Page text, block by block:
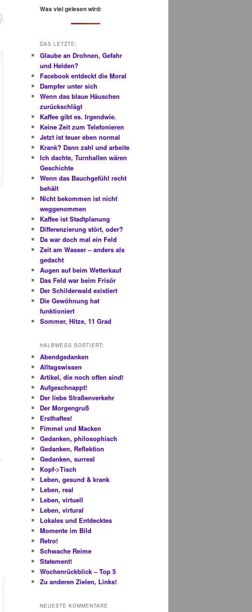
h
Was viel gelesen wird:
DAS LETZTE:
Glaube an Drohnen, Gefahr
und Helden?
Facebook entdeckt die Moral
Dampfer unter sich
Wenn das blaue Häuschen
zurückschlägt
Kaffee gibt es. Irgendwie.
Keine Zeit zum Telefonieren
Jetzt ist teuer eben normal
Krank? Dann zahl und arbeite
Ich dachte, Turnhallen wären
Geschichte
Wenn das Bauchgefühl recht
behält
Nicht bekommen ist nicht
weggenommen
Kaffee ist Stadtplanung
Differenzierung stört, oder?
Da war doch mal ein Feld
Zeit am Wasser – anders als
gedacht
Augen auf beim Wetterkauf
Das Feld war beim Frisör
Der Schilderwald existiert
Die Gewöhnung hat
funktioniert
Sommer, Hitze, 11 Grad
HALBWEGS SORTIERT:
Abendgedanken
Alltagswissen
Artikel, die noch offen sind!
Aufgeschnappt!
Der liebe Straßenverkehr
Der Morgengruß
Ersthaftes!
Fimmel und Macken
Gedanken, philosophisch
Gedanken, Reflektion
Gedanken, surreal
Kopf->Tisch
Leben, gesund & krank
Leben, real
Leben, virtuell
Leben, virtural
Lokales und Entdecktes
Momente im Bild
Retro!
Schwache Reime
Statement!
Wochenrückblick – Top 5
Zu anderen Zielen, Links!
NEUESTE KOMMENTARE